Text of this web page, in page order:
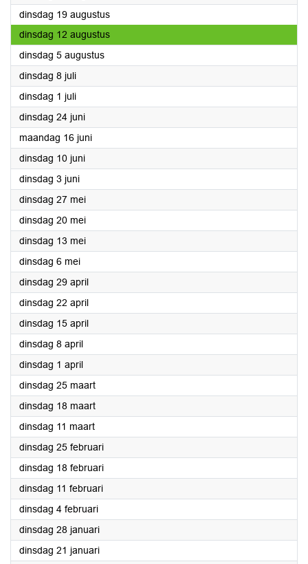
dinsdag 19 augustus2025
dinsdag 12 augustus2025
dinsdag 5 augustus2025
dinsdag 8 juli2025
dinsdag 1 juli2025
dinsdag 24 juni2025
maandag 16 juni2025
dinsdag 10 juni2025
dinsdag 3 juni2025
dinsdag 27 mei2025
dinsdag 20 mei2025
dinsdag 13 mei2025
dinsdag 6 mei2025
dinsdag 29 april2025
dinsdag 22 april2025
dinsdag 15 april2025
dinsdag 8 april2025
dinsdag 1 april2025
dinsdag 25 maart2025
dinsdag 18 maart2025
dinsdag 11 maart2025
dinsdag 25 februari2025
dinsdag 18 februari2025
dinsdag 11 februari2025
dinsdag 4 februari2025
dinsdag 28 januari2025
dinsdag 21 januari2025